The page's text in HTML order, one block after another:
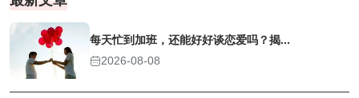
每天忙到加班，还能好好谈恋爱吗？揭...
2026-08-08